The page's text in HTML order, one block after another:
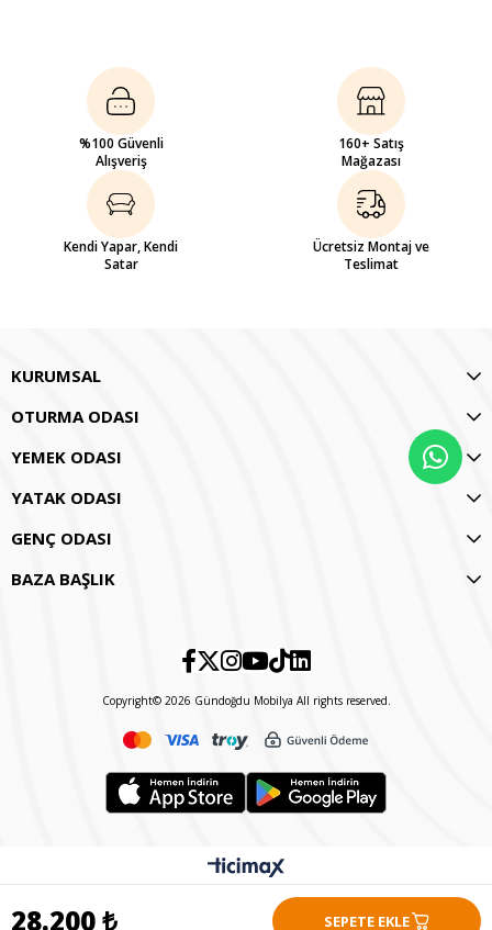
28.200 ₺
%100 Güvenli
Alışveriş
160+ Satış
Mağazası
Kendi Yapar, Kendi
Satar
Ücretsiz Montaj ve
Teslimat
KURUMSAL
OTURMA ODASI
YEMEK ODASI
YATAK ODASI
GENÇ ODASI
BAZA BAŞLIK
Copyright© 2026 Gündoğdu Mobilya All rights reserved.